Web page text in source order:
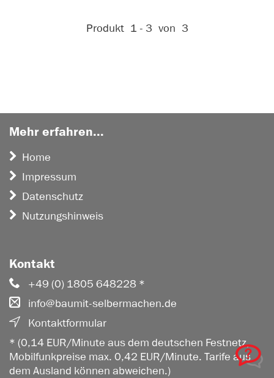
Aktive Filter:
Produkt 1 - 3 von 3
Mehr erfahren...
Home
Impressum
Datenschutz
Nutzungshinweis
Kontakt
+49 (0) 1805 648228 *
info@baumit-selbermachen.de
Kontaktformular
* (0,14 EUR/Minute aus dem deutschen Festnetz,
Mobilfunkpreise max. 0,42 EUR/Minute. Tarife aus
dem Ausland können abweichen.)